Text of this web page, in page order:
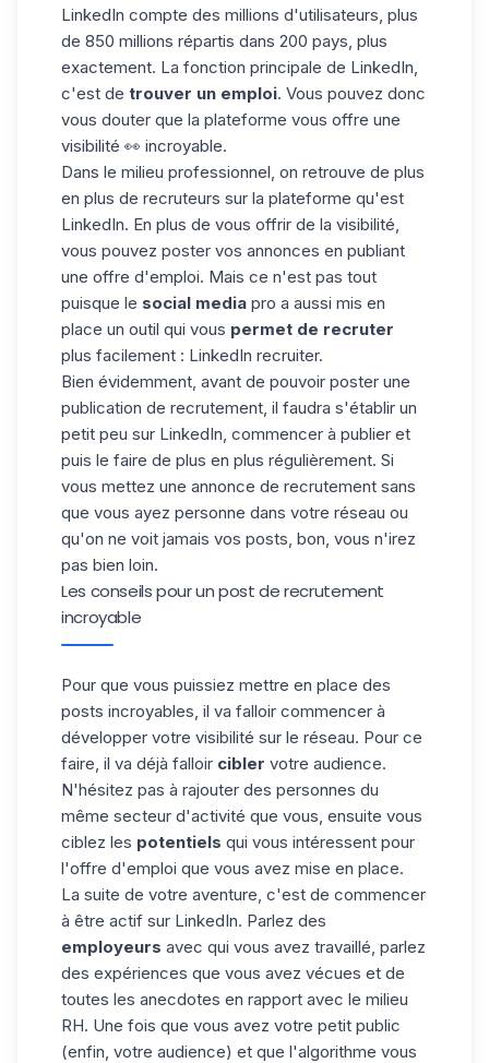
LinkedIn compte des millions d'utilisateurs, plus
de 850 millions répartis dans 200 pays, plus
exactement. La fonction principale de LinkedIn,
c'est de trouver un emploi. Vous pouvez donc
vous douter que la plateforme vous offre une
visibilité 👀 incroyable.
Dans le milieu professionnel, on retrouve de plus
en plus de recruteurs sur la plateforme qu'est
LinkedIn. En plus de vous offrir de la visibilité,
vous pouvez poster vos annonces en publiant
une offre d'emploi. Mais ce n'est pas tout
puisque le social media pro a aussi mis en
place un outil qui vous permet de recruter
plus facilement : LinkedIn recruiter.
Bien évidemment, avant de pouvoir poster une
publication de recrutement , il faudra s'établir un
petit peu sur LinkedIn, commencer à publier et
puis le faire de plus en plus régulièrement. Si
vous mettez une annonce de recrutement sans
que vous ayez personne dans votre réseau ou
qu'on ne voit jamais vos posts, bon, vous n'irez
pas bien loin.
Les conseils pour un post de recrutement
incroyable
Pour que vous puissiez mettre en place des
posts incroyables, il va falloir commencer à
développer votre visibilité sur le réseau. Pour ce
faire, il va déjà falloir cibler votre audience.
N'hésitez pas à rajouter des personnes du
même secteur d'activité que vous, ensuite vous
ciblez les potentiels qui vous intéressent pour
l'offre d'emploi que vous avez mise en place.
La suite de votre aventure, c'est de commencer
à être actif sur LinkedIn. Parlez des
employeurs avec qui vous avez travaillé, parlez
des expériences que vous avez vécues et de
toutes les anecdotes en rapport avec le milieu
RH. Une fois que vous avez votre petit public
(enfin, votre audience) et que l'algorithme vous